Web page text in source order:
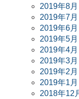
2019年8月
2019年7月
2019年6月
2019年5月
2019年4月
2019年3月
2019年2月
2019年1月
2018年12